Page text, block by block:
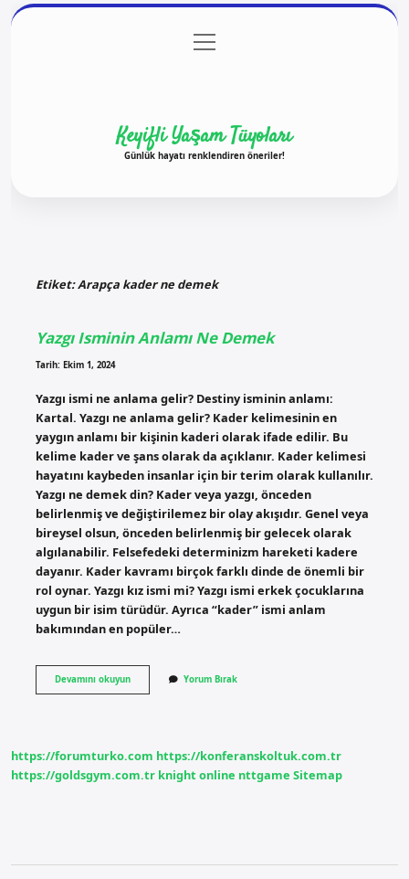
Gizlilik Politikası
menüyü
aç
Keyifli Yaşam Tüyoları
Günlük hayatı renklendiren öneriler!
Etiket:Arapça kader ne demek
Yazgı Isminin Anlamı Ne Demek
Tarih: Ekim 1, 2024
Yazgı ismi ne anlama gelir? Destiny isminin anlamı:
Kartal. Yazgı ne anlama gelir? Kader kelimesinin en
yaygın anlamı bir kişinin kaderi olarak ifade edilir. Bu
kelime kader ve şans olarak da açıklanır. Kader kelimesi
hayatını kaybeden insanlar için bir terim olarak kullanılır.
Yazgı ne demek din? Kader veya yazgı, önceden
belirlenmiş ve değiştirilemez bir olay akışıdır. Genel veya
bireysel olsun, önceden belirlenmiş bir gelecek olarak
algılanabilir. Felsefedeki determinizm hareketi kadere
dayanır. Kader kavramı birçok farklı dinde de önemli bir
rol oynar. Yazgı kız ismi mi? Yazgı ismi erkek çocuklarına
uygun bir isim türüdür. Ayrıca “kader” ismi anlam
bakımından en popüler…
Devamını okuyunYazgı
Isminin
Yorum Bırak
https://forumturko.com https://konferanskoltuk.com.tr
https://goldsgym.com.tr knight online nttgame Sitemap